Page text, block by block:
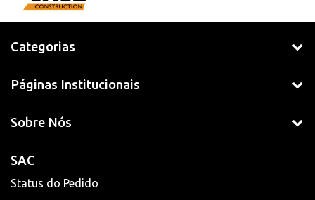
Categorias
Páginas Institucionais
Sobre Nós
SAC
Status do Pedido